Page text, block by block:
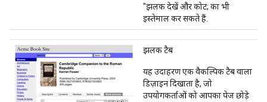
"झलक देखें और कोट; का भी
इस्तेमाल कर सकते हैं.
झलक टैब
यह उदाहरण एक वैकल्पिक टैब वाला
डिज़ाइन दिखाता है, जो
उपयोगकर्ताओं को आपका पेज छोड़े